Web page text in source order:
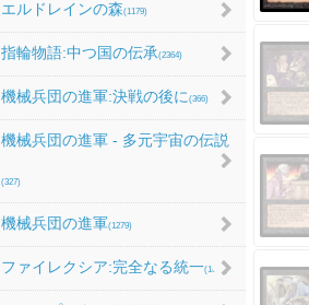
エルドレインの森(1179)
指輪物語:中つ国の伝承(2364)
機械兵団の進軍:決戦の後に (366)
機械兵団の進軍 - 多元宇宙の伝説
(327)
機械兵団の進軍(1279)
ファイレクシア:完全なる統一(1067)